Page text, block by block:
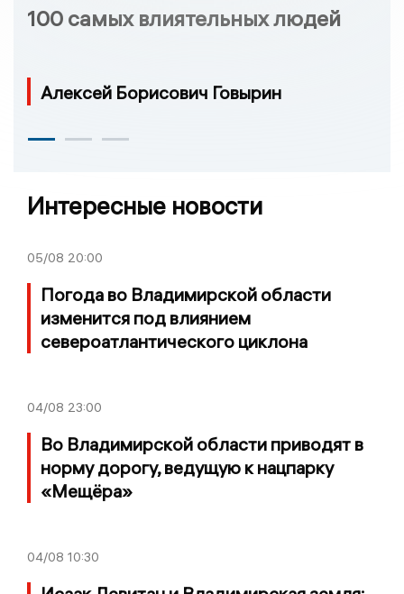
100 самых влиятельных людей
Алексей Борисович Говырин
Интересные новости
05/08 20:00
Погода во Владимирской области
изменится под влиянием
североатлантического циклона
04/08 23:00
Во Владимирской области приводят в
норму дорогу, ведущую к нацпарку
«Мещёра»
04/08 10:30